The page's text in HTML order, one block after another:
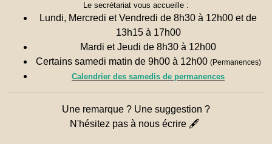
Le secrétariat vous accueille :
Lundi, Mercredi et Vendredi de 8h30 à 12h00 et de
13h15 à 17h00
Mardi et Jeudi de 8h30 à 12h00
Certains samedi matin de 9h00 à 12h00 (Permanences)
Calendrier des samedis de permanences
Une remarque ? Une suggestion ?
N'hésitez pas à nous écrire 🖋